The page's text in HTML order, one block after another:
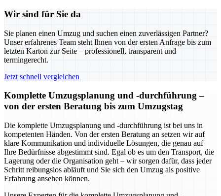
Wir sind für Sie da
Sie planen einen Umzug und suchen einen zuverlässigen Partner?
Unser erfahrenes Team steht Ihnen von der ersten Anfrage bis zum
letzten Karton zur Seite – professionell, transparent und
termingerecht.
Jetzt schnell vergleichen
Komplette Umzugsplanung und -durchführung –
von der ersten Beratung bis zum Umzugstag
Die komplette Umzugsplanung und -durchführung ist bei uns in
kompetenten Händen. Von der ersten Beratung an setzen wir auf
klare Kommunikation und individuelle Lösungen, die genau auf
Ihre Bedürfnisse abgestimmt sind. Egal ob es um den Transport, die
Lagerung oder die Organisation geht – wir sorgen dafür, dass jeder
Schritt reibungslos abläuft und Sie sich den Umzug als positive
Erfahrung ansehen können.